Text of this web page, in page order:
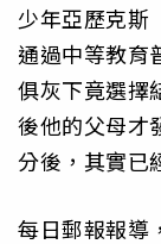
少年亞歷克斯
通過中等教育
俱灰下竟選擇
後他的父母才
分後，其實已
每日郵報報導